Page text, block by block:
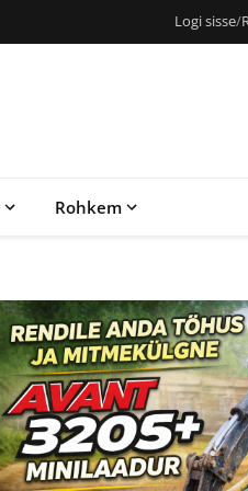
Logi sisse/
Rohkem